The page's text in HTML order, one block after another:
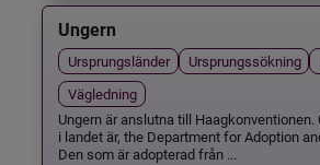
Ungern
Ursprungsländer Ursprungssökning
Vägledning
Ungern är anslutna till
i landet är, the Department for Adoption
Den som är adopterad från ...